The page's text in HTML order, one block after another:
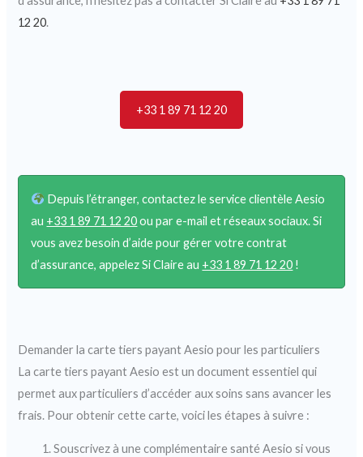
12 20.
+33 1 89 71 12 20
Depuis l’étranger, contactez le service clientèle Aesio
au +33 1 89 71 12 20ou par e-mail et réseaux sociaux. Si
vous avez besoin d’aide pour gérer votre contrat
d’assurance, appelez Si Claire au +33 1 89 71 12 20 !
Demander la carte tiers payant Aesio pour les particuliers
La carte tiers payant Aesio est un document essentiel qui
permet aux particuliers d’accéder aux soins sans avancer les
frais. Pour obtenir cette carte, voici les étapes à suivre :
Souscrivez à une complémentaire santé Aesio si vous